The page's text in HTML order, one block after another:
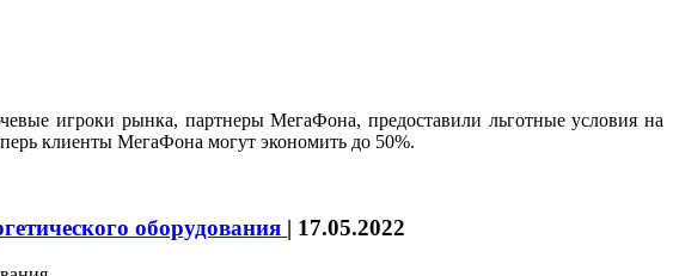
игроки рынка, партнеры МегаФона, предоставили льготные условия на
клиенты МегаФона могут экономить до 50%.
оборудования | 17.05.2022